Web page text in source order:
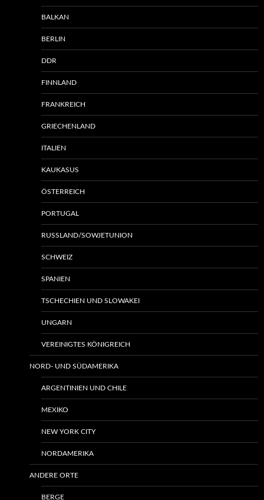
BALKAN
BERLIN
DDR
FINNLAND
FRANKREICH
GRIECHENLAND
ITALIEN
KAUKASUS
ÖSTERREICH
PORTUGAL
RUSSLAND/SOWJETUNION
SCHWEIZ
SPANIEN
TSCHECHIEN UND SLOWAKEI
UNGARN
VEREINIGTES KÖNIGREICH
NORD- UND SÜDAMERIKA
ARGENTINIEN UND CHILE
MEXIKO
NEW YORK CITY
NORDAMERIKA
ANDERE ORTE
BERGE